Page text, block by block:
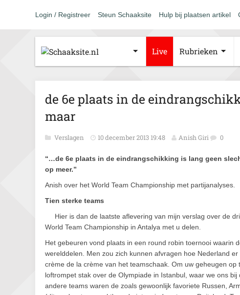
Login / Registreer Steun Schaaksite Hulp bij plaatsen artikel
Live Rubrieken
de 6e plaats in de
maar
Verslagen 10 december 2013 19:48 Anish Giri 0
“…de 6e plaats in de eindrangschikking is lang geen
op meer.”
Anish over het World Team Championship met partijanalyses.
Tien sterke teams
Hier is dan de laatste aflevering van mijn verslag over de
World Team Championship in Antalya met u delen.
Het gebeuren vond plaats in een round robin toernooi waarin
werelddelen. Men zou zich kunnen afvragen hoe Nederland
crème de la crème van het teamschaak. Om uw geheugen
loftrompet stak over de Olympiade in Istanbul, waar we ons
andere teams waren de zoals gewoonlijk favoriete Russen,